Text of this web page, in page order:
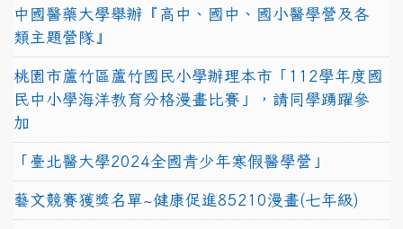
中國醫藥大學舉辦『高中、國中、國小醫學營及各
類主題營隊』
桃園市蘆竹區蘆竹國民小學辦理本市「112學年度國
民中小學海洋教育分格漫畫比賽」，請同學踴躍參
加
「臺北醫大學2024全國青少年寒假醫學營」
藝文競賽獲獎名單~健康促進85210漫畫(七年級)